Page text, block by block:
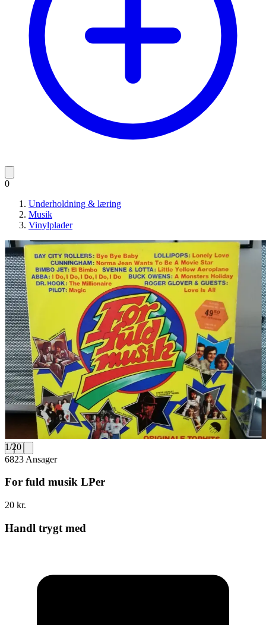
0
Underholdning & læring
Musik
Vinylplader
1/20
6823 Ansager
For fuld musik LPer
20 kr.
Handl trygt med